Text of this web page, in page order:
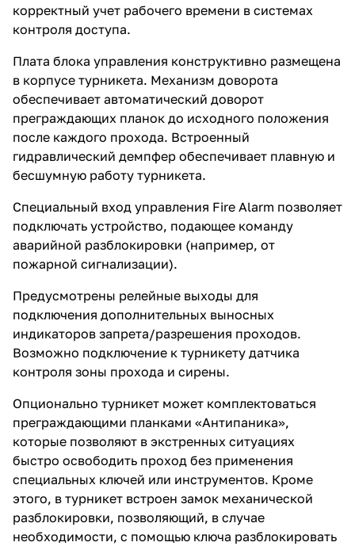
корректный учет рабочего времени в системах
контроля доступа.
Плата блока управления конструктивно размещена
в корпусе турникета. Механизм доворота
обеспечивает автоматический доворот
преграждающих планок до исходного положения
после каждого прохода. Встроенный
гидравлический демпфер обеспечивает плавную и
бесшумную работу турникета.
Специальный вход управления Fire Alarm позволяет
подключать устройство, подающее команду
аварийной разблокировки (например, от
пожарной сигнализации).
Предусмотрены релейные выходы для
подключения дополнительных выносных
индикаторов запрета/разрешения проходов.
Возможно подключение к турникету датчика
контроля зоны прохода и сирены.
Опционально турникет может комплектоваться
преграждающими планками «Антипаника»,
которые позволяют в экстренных ситуациях
быстро освободить проход без применения
специальных ключей или инструментов. Кроме
этого, в турникет встроен замок механической
разблокировки, позволяющий, в случае
необходимости, с помощью ключа разблокировать